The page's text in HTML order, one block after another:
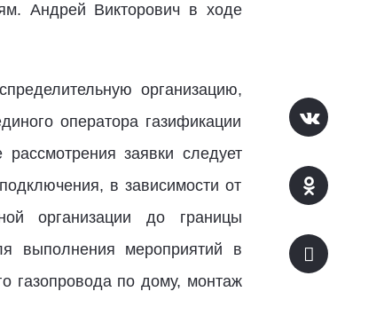
Андрей Викторович в ходе
организацию,
оператора газификации
заявки следует
в зависимости от
организации до границы
выполнения мероприятий в
газопровода по дому, монтаж